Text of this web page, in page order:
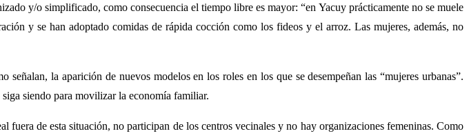
y/o simplificado, como consecuencia el tiempo libre es mayor: “en Yacuy prácticamente no se muele
y se han adoptado comidas de rápida cocción como los fideos y el arroz. Las mujeres, además, no
la aparición de nuevos modelos en los roles en los que se desempeñan las “mujeres urbanas”.
siendo para movilizar la economía familiar.
de esta situación, no participan de los centros vecinales y no hay organizaciones femeninas. Como